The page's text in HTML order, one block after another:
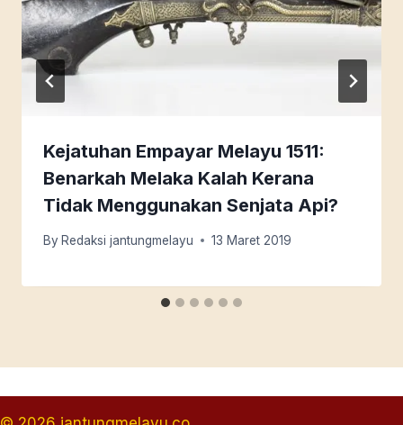
Kejatuhan Empayar Melayu 1511:
Benarkah Melaka Kalah Kerana
Tidak Menggunakan Senjata Api?
By Redaksi jantungmelayu 13 Maret 2019